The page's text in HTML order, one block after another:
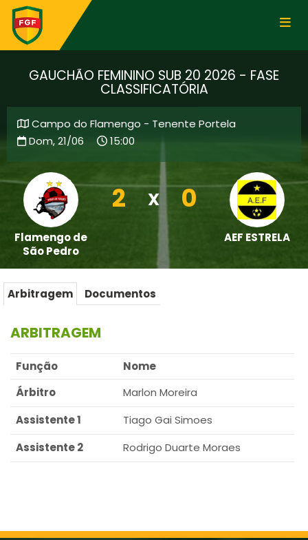
GAUCHÃO FEMININO SUB 20 2026 - FASE
CLASSIFICATÓRIA
Campo do Flamengo - Tenente Portela
Dom, 21/06
15:00
Flamengo de
São Pedro
2 X 0
AEF ESTRELA
Arbitragem Documentos
ARBITRAGEM
Função
Nome
Árbitro
Marlon Moreira
Assistente 1
Tiago Gai Simoes
Assistente 2
Rodrigo Duarte Moraes